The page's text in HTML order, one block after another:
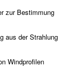
zur Bestimmung
aus der Strahlung
Windprofilen